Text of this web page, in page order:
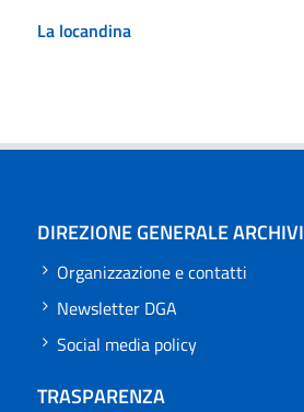
La locandina
DIREZIONE GENERALE ARCHIVI
Organizzazione e contatti
Newsletter DGA
Social media policy
TRASPARENZA